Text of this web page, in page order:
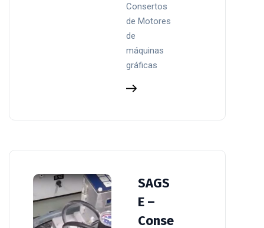
Consertos
de Motores
de
máquinas
gráficas
SAGS
E –
Conse